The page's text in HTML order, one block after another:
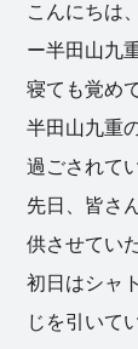
こんにちは
ー半田山九
寝ても覚め
半田山九重
過ごされて
先日、皆さ
供させてい
初日はシャ
じを引いて